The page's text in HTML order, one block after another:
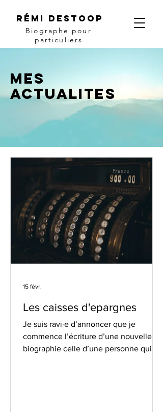
Rémi Destoop
Biographe pour
particuliers
Mes
ACTUALITES
Les caisses d'epargnes
Je suis ravi·e d’annoncer que je
commence l’écriture d’une nouvelle
biographie celle d’une personne qui a
15 févr.